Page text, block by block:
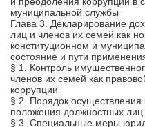
муниципальной службы
Глава 3. Декларирование
лиц и членов их семей как
конституционном и
состояние и пути
§ 1. Контроль
членов их семей как
коррупции
§ 2. Порядок
положения должностных
§ 3. Специальные меры